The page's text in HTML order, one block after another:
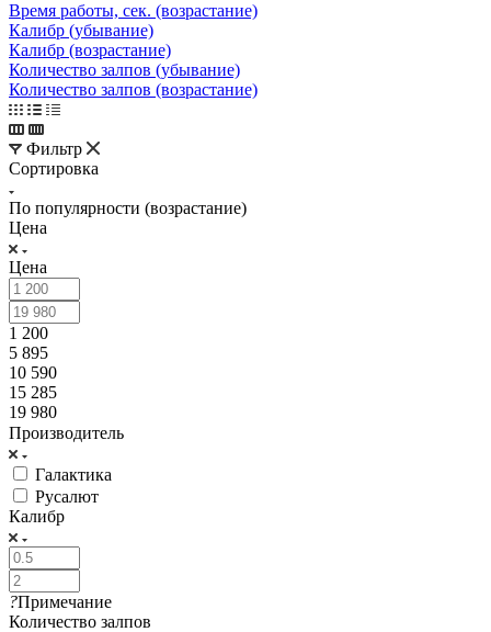
Время работы, сек. (возрастание)
Калибр (убывание)
Калибр (возрастание)
Количество залпов (убывание)
Количество залпов (возрастание)
Фильтр
Сортировка
По популярности (возрастание)
Цена
Цена
1 200
5 895
10 590
15 285
19 980
Производитель
Галактика
Русалют
Калибр
?Примечание
Количество залпов